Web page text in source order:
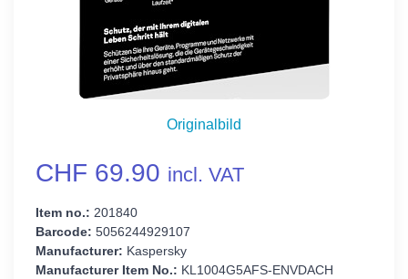
Originalbild
CHF 69.90 incl. VAT
Item no.: 201840
Barcode: 5056244929107
Manufacturer: Kaspersky
Manufacturer Item No.: KL1004G5AFS-ENVDACH